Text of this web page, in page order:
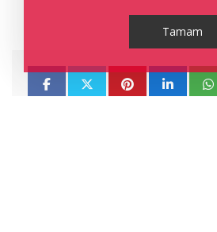
Tamam